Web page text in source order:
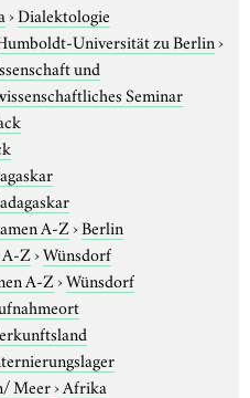
›Dialektologie
Universität zu Berlin›
und
Seminar
A-Z›Berlin
A-Z›Wünsdorf
A-Z›Wünsdorf
Meer›Afrika